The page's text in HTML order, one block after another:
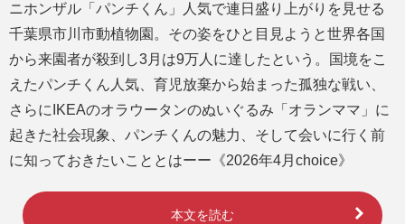
ニホンザル「パンチくん」人気で連日盛り上がりを見せる
千葉県市川市動植物園。その姿をひと目見ようと世界各国
から来園者が殺到し3月は9万人に達したという。国境をこ
えたパンチくん人気、育児放棄から始まった孤独な戦い、
さらにIKEAのオラウータンのぬいぐるみ「オランママ」に
起きた社会現象、パンチくんの魅力、そして会いに行く前
に知っておきたいこととはーー《2026年4月choice》
本文を読む